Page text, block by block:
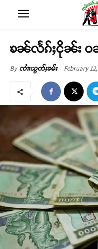
ၶၼ်လႅၵ်ႈငိုၼ်း ဝ
By ၸၢႆးယွတ်ႈၶမ်း February 12,